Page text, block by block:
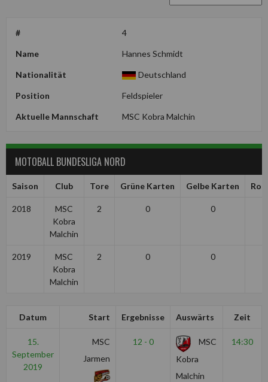
# 4
Name Hannes Schmidt
Nationalität Deutschland
Position Feldspieler
Aktuelle Mannschaft MSC Kobra Malchin
MOTOBALL BUNDESLIGA NORD
Saison Club Tore Grüne Karten Gelbe Karten
2018
MSC
Kobra
Malchin
2 0 0
2019
MSC
Kobra
Malchin
2 0 0
Datum Start Ergebnisse Auswärts Zeit
15.
September
2019
MSC
Jarmen
12 - 0
MSC
Kobra
Malchin
14:30